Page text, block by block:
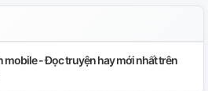
mobile - Đọc truyện hay mới nhất trên